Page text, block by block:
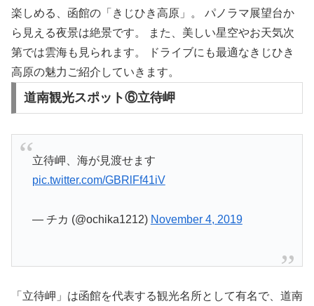
楽しめる、函館の「きじひき高原」。 パノラマ展望台か
ら見える夜景は絶景です。 また、美しい星空やお天気次
第では雲海も見られます。 ドライブにも最適なきじひき
高原の魅力ご紹介していきます。
道南観光スポット⑥立待岬
立待岬、海が見渡せます
pic.twitter.com/GBRlFf41iV
— チカ (@ochika1212) November 4, 2019
「立待岬」は函館を代表する観光名所として有名で、道南